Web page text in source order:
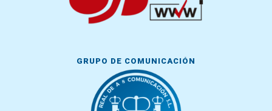
GRUPO DE COMUNICACIÓN